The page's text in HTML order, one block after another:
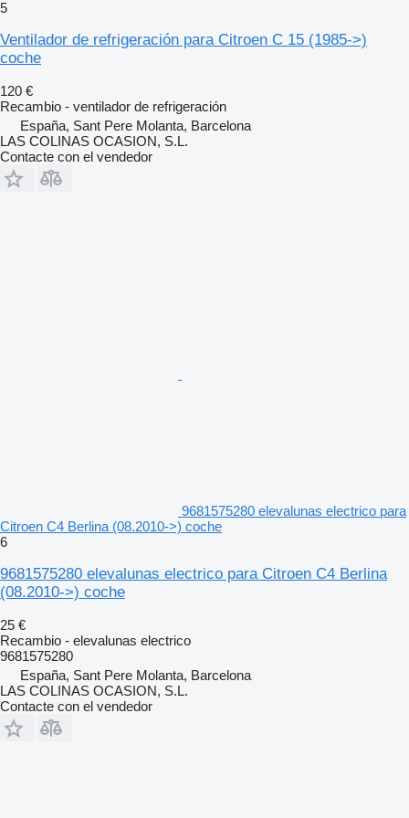
5
Ventilador de refrigeración para Citroen C 15 (1985->)
coche
120 €
Recambio - ventilador de refrigeración
España, Sant Pere Molanta, Barcelona
LAS COLINAS OCASION, S.L.
Contacte con el vendedor
9681575280 elevalunas electrico para
Citroen C4 Berlina (08.2010->) coche
6
9681575280 elevalunas electrico para Citroen C4 Berlina
(08.2010->) coche
25 €
Recambio - elevalunas electrico
9681575280
España, Sant Pere Molanta, Barcelona
LAS COLINAS OCASION, S.L.
Contacte con el vendedor